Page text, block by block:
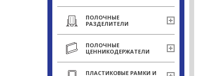
ПОЛОЧНЫЕ
РАЗДЕЛИТЕЛИ
ПОЛОЧНЫЕ
ЦЕННИКОДЕРЖАТЕЛИ
ПЛАСТИКОВЫЕ РАМКИ И